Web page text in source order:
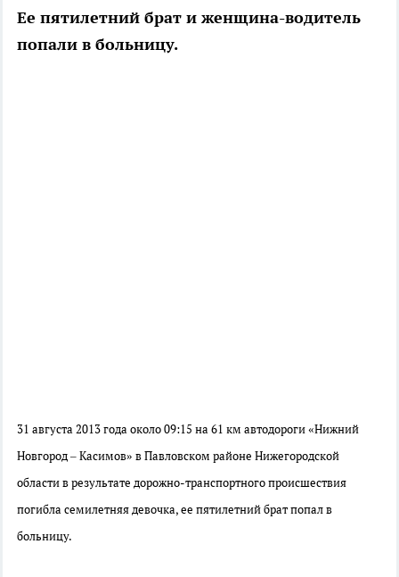
Ее пятилетний брат и женщина-водитель
попали в больницу.
31 августа 2013 года около 09:15 на 61 км автодороги «Нижний
Новгород – Касимов» в Павловском районе Нижегородской
области в результате дорожно-транспортного происшествия
погибла семилетняя девочка, ее пятилетний брат попал в
больницу.